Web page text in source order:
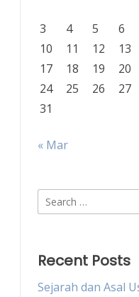
3
4 5 6
10
11 12 13
17
18 19 20
24
25 26 27
31
« Mar
Search
for:
Recent Posts
Sejarah dan Asal